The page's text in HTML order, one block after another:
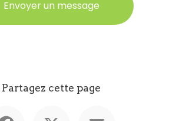
Envoyer un message
Partagez cette page